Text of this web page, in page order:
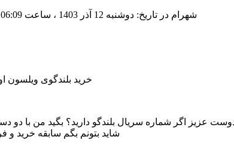
شهرام در تاریخ: دوشنبه 12 آذر 1403 ، ساعت 06:09 ق ظ
خرید بلندگوی ویلسون اودیو سری ۷ وات
عزیز اگر شماره سریال بلندگو دارید؟ بگید من با دو دستگاه ویلسون ۷ که
شاید بتونم بگم سابقه خرید